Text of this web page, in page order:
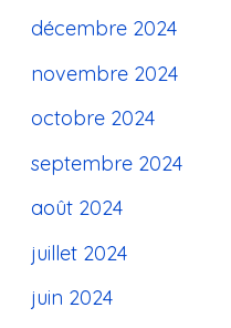
décembre 2024
novembre 2024
octobre 2024
septembre 2024
août 2024
juillet 2024
juin 2024